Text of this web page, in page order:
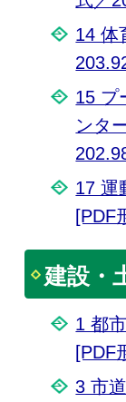
14 体
15 プ
ンタ
17 運
[PDF
建設・
1 都
[PDF
3 市